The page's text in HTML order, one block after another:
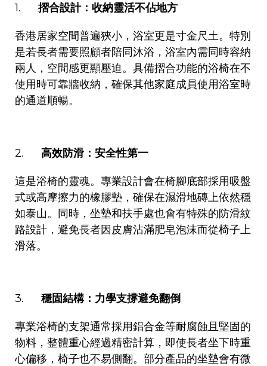
1. 摺合設計：收納靈活不佔地方
香港居家空間普遍狹小，浴室更是寸金尺土。特別
是若長者需要照顧者陪同沐浴，浴室內需同時容納
兩人，空間感更顯壓迫。具備摺合功能的浴椅在不
使用時可靠牆收納，確保其他家庭成員使用浴室時
的通道順暢。
2. 高效防滑：安全性第一
這是浴椅的靈魂。專業設計會在椅腳底部採用吸盤
式或高摩擦力的橡膠墊，確保在濕滑地磚上依然穩
如泰山。同時，坐墊和扶手處也會有特殊的防滑紋
路設計，避免長者因皮膚沾滿肥皂泡沫而從椅子上
滑落。
3. 穩固結構：力學支撐避免翻倒
專業浴椅的支架通常採用鋁合金等耐腐蝕且堅固的
物料，整體重心經過精密計算，即使長者坐下時重
心偏移，椅子也不易側翻。部分產品的坐墊會有微